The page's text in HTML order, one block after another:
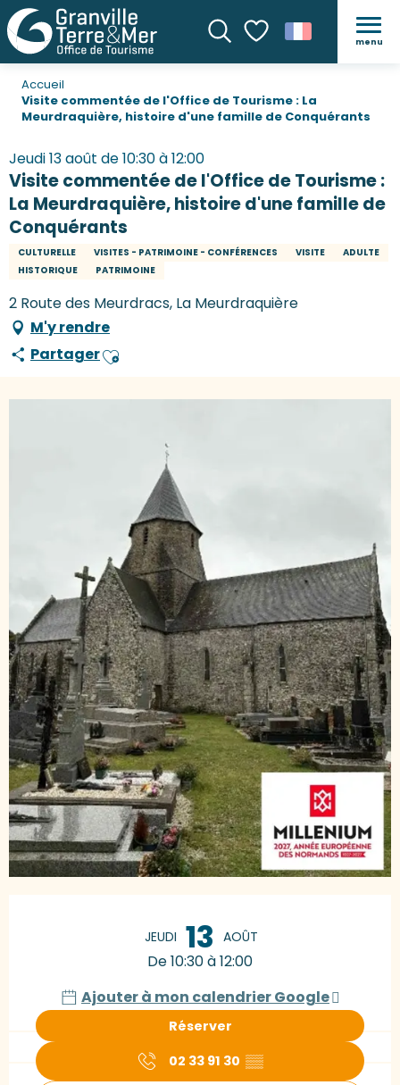
Recherche
Voir les favoris
menu
Accueil
Visite commentée de l'Office de Tourisme : La
Meurdraquière, histoire d'une famille de Conquérants
Jeudi 13 août de 10:30 à 12:00
Visite commentée de l'Office de Tourisme :
La Meurdraquière, histoire d'une famille de
Conquérants
CULTURELLE VISITES - PATRIMOINE - CONFÉRENCES VISITE
ADULTE
HISTORIQUE
PATRIMOINE
2 Route des Meurdracs, La Meurdraquière
M'y rendre
PartagerAjouter aux favoris
JEUDI 13 AOÛT
De 10:30 à 12:00
Ajouter à mon calendrier Google
Réserver
02 33 91 30 ▒▒